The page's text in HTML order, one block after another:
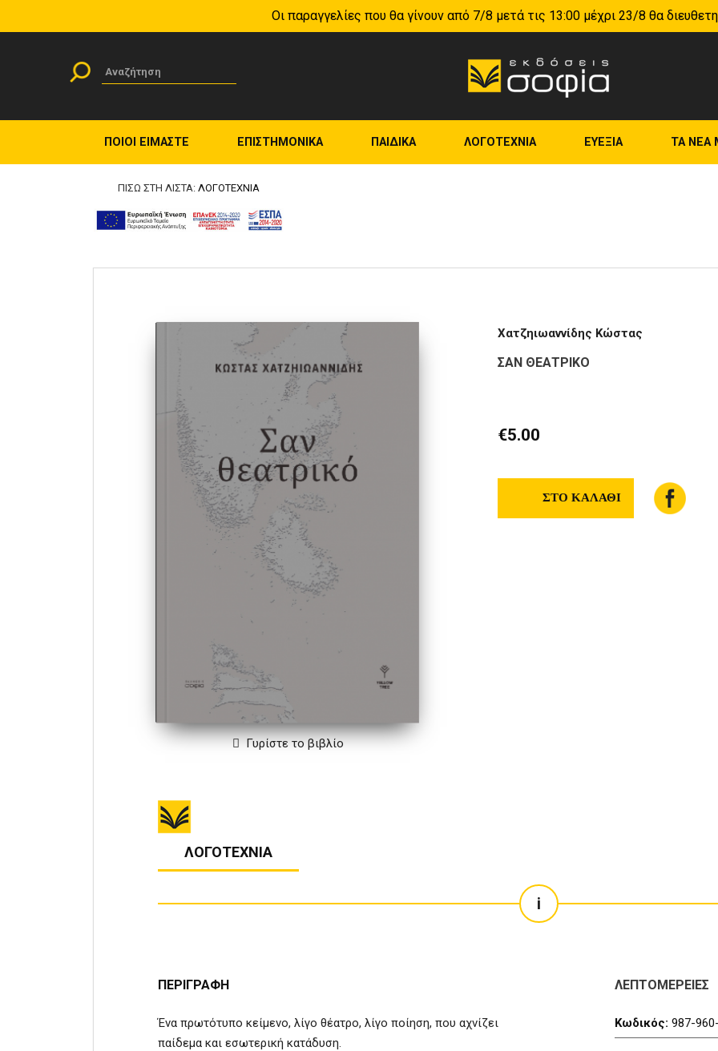
Οι παραγγελίες που θα γίνουν από 7/8 μετά τις 13:00 μέχρι 23/8 θα
Φόρμα αναζήτησης
Αναζήτηση
ΠΟΙΟΙ ΕΙΜΑΣΤΕ ΕΠΙΣΤΗΜΟΝΙΚΑ ΠΑΙΔΙΚΑ ΛΟΓΟΤΕΧΝΙΑ ΕΥΕΞΙΑ ΤΑ NEA
ΠΙΣΩ ΣΤΗ ΛΙΣΤΑ: ΛΟΓΟΤΕΧΝΙΑ
Γυρίστε το βιβλίο
Χατζηιωαννίδης Κώστας
ΣΑΝ ΘΕΑΤΡΙΚΟ
€5.00
ΛΟΓΟΤΕΧΝΙΑ
i
ΠΕΡΙΓΡΑΦΗ
Ένα πρωτότυπο κείμενο, λίγο θέατρο, λίγο ποίηση, που αχνίζει
παίδεμα και εσωτερική κατάδυση.
ΛΕΠΤΟΜΕΡΕΙΕΣ
Κωδικός: 987-